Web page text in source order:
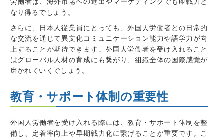
なり得るでしょう。
さらに、日本人従業員にとっても、外国人労働者との日常的
な交流を通じて異文化コミュニケーション能力や語学力が向
上することが期待できます。外国人労働者を受け入れること
はグローバル人材の育成にも繋がり、組織全体の国際感覚が
磨かれていくでしょう。
教育・サポート体制の重要性
外国人労働者を受け入れる際には、教育・サポート体制を整
備し、定着率向上や早期戦力化に繋げることが重要です。こ